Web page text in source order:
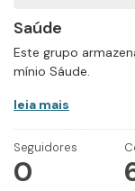
Saúde
Este grupo
mínio Sáude.
leia mais
Seguidores
0